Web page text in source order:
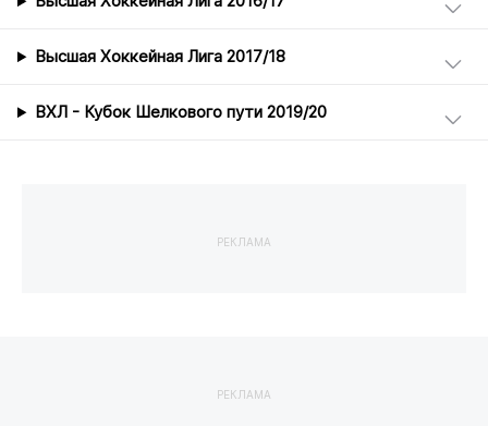
Высшая Хоккейная Лига 2017/18
ВХЛ - Кубок Шелкового пути 2019/20
РЕКЛАМА
РЕКЛАМА